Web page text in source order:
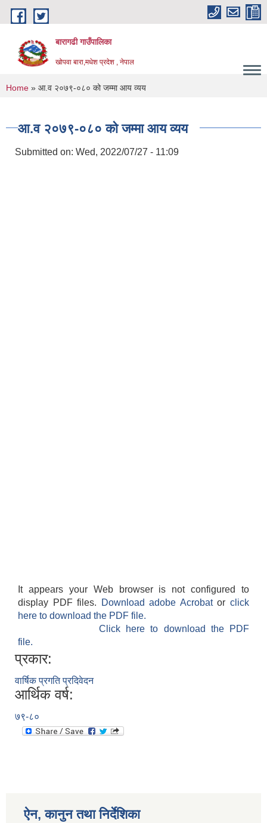
Skip to main content
बारागढी गाउँपालिका
खोपवा बारा,मधेश प्रदेश , नेपाल
You are here
Home » आ.व २०७९-०८० को जम्मा आय व्यय
आ.व २०७९-०८० को जम्मा आय व्यय
Submitted on: Wed, 2022/07/27 - 11:09
It appears your Web browser is not configured to
display PDF files.
Download adobe Acrobatorclick
here to download the PDF file.
Click here to download the PDF
file.
प्रकार:
वार्षिक प्रगति प्रदिवेदन
आर्थिक वर्ष:
७९-८०
ऐन, कानुन तथा निर्देशिका